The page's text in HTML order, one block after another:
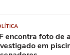
encontra foto de
em